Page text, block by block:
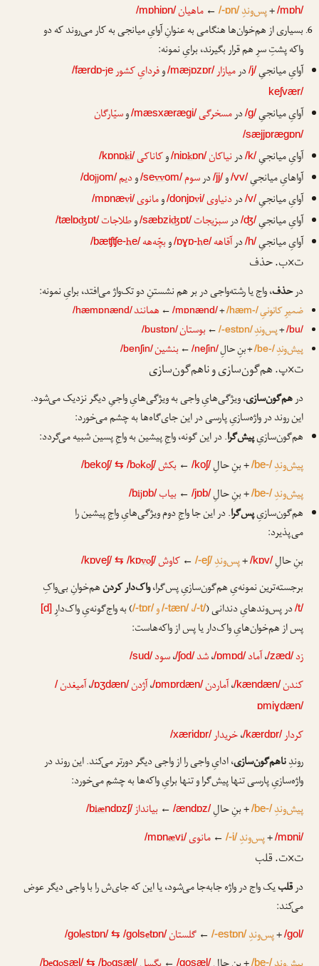
/mɒh/
+پس‌وندِ/-ɒn/
←ماهیان/mɒhiɒn/
بسیاری از هم‌خوان‌ها هنگامی به عنوانِ آوایِ میانجی به کار می‌روند که دو
واکه پشتِ سرِ هم قرار بگیرند، برایِ نمونه:
آوایِ میانجیِ/j/درمیازار /mæjɒzɒr/ وفردایِ کشور /færdɒ-je
keʃvær/
آوایِ میانجیِ/g/درمسخرگی/mæsxærægi/وسیّارگان
/sæjjɒrægɒn/
آوایِ میانجیِ/k/درنیاکان /niɒkɒn/ وکاناکی /kɒnɒki/
آواهایِ میانجیِ/vv/و/jj/درسوم /sevvom/ ودیم /dojjom/
آوایِ میانجیِ/v/دردنیاوی /donjɒvi/ ومانوی /mɒnævi/
آوایِ میانجیِ/ʤ/درسبزیجات /sæbziʤɒt/ وطلاجات /tælɒʤɒt/
آوایِ میانجیِ/h/درآقاهه /ɒɣɒ-he/ وبچّه‌هه /bæʧʧe-he/
ت×ب. حذف
درحذف، واج یا رشته‌واجی در بر هم نشستنِ دو تک‌واژ می‌افتد، برایِ نمونه:
ضمیرِ کانونیِ/hæm-/
+
/mɒnænd/
←همانند/hæmɒnænd/
/bu/
+پس‌وندِ/-estɒn/
←بوستان/bustɒn/
پیش‌وندِ/be-/+ بنِ حالِ/neʃin/
←بنشین/benʃin/
ت×پ. هم‌گون‌سازی و ناهم‌گون‌سازی
درهم‌گون‌سازی، ویژگی‌هایِ واجی به ویژگی‌هایِ واجیِ دیگر نزدیک می‌شود.
این روند در واژه‌سازیِ پارسی در این جای‌گاه‌ها به چشم می‌خورد:
هم‌گون‌سازیِپیش‌گرا. در این گونه، واجِ پیشین به واجِ پسین شبیه می‌گردد:
پیش‌وندِ/be-/+ بنِ حالِ/koʃ/
← بکش /bekoʃ/⇆ /bokoʃ/
پیش‌وندِ/be-/+ بنِ حالِ/jɒb/
← بیاب /bijɒb/
هم‌گون‌سازیِپس‌گرا. در این جا واجِ دوم ویژگی‌هایِ واجِ پیشین را
می‌پذیرد:
بنِ حالِ/kɒv/
+پس‌وندِ/-eʃ/
←کاوش /kɒveʃ/⇆ /kɒvoʃ/
برجسته‌ترین نمونه‌یِ هم‌گون‌سازیِ پس‌گرا،واک‌دار کردنهم‌خوانِ بی‌واکِ
/t/در پس‌وندهایِ دندانی (/-t/،/-tæn/و/-tɒr/) به واج‌گونه‌یِ واک‌دارِ[d]
پس از هم‌خوان‌هایِ واک‌دار یا پس از واکه‌هاست:
زد /zæd/،آماد /ɒmɒd/،شد /ʃod/،سود /sud/
کندن/kændæn/،آماردن/ɒmɒrdæn/،آژدن/ɒʒdæn/،آمیغدن/
ɒmiɣdæn/
کردار/kærdɒr/،خریدار/xæridɒr/
روندِناهم‌گون‌سازی، ادایِ واجی را از واجی دیگر دورتر می‌کند. این روند در
واژه‌سازیِ پارسی تنها پیش‌گرا و تنها برایِ واکه‌ها به چشم می‌خورد:
پیش‌وندِ/be-/+ بنِ حالِ/ændɒz/
← بیانداز /biændɒzʃ/
/mɒni/
+پس‌وندِ/-i/
←مانوی /mɒnævi/
ت×ت. قلب
درقلبیک واج در واژه جابه‌جا می‌شود، یا این که جای‌ش را با واجی دیگر عوض
می‌کند:
/gol/
+پس‌وندِ/-estɒn/
←گلستان /golestɒn/⇆ /golsetɒn/
/be-/
/gosæl/
/b g sæl/⇆ /b gsæl/